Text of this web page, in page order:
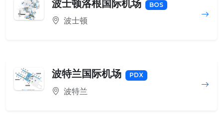
波士顿洛根国际机场 BOS
波士顿
波特兰国际机场 PDX
波特兰